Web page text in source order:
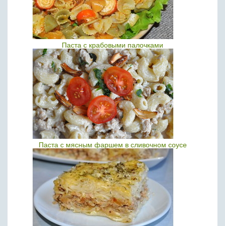
Паста с крабовыми палочками
Паста с мясным фаршем в сливочном соусе